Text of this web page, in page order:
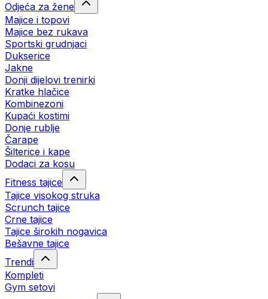
Odjeća za žene
Majice i topovi
Majice bez rukava
Sportski grudnjaci
Dukserice
Jakne
Donji dijelovi trenirki
Kratke hlačice
Kombinezoni
Kupaći kostimi
Donje rublje
Čarape
Šilterice i kape
Dodaci za kosu
Fitness tajice
Tajice visokog struka
Scrunch tajice
Crne tajice
Tajice širokih nogavica
Bešavne tajice
Trendi
Kompleti
Gym setovi